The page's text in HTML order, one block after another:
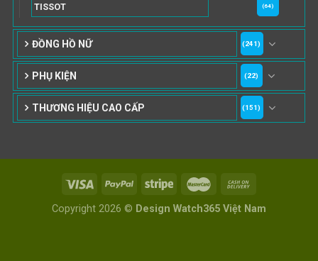
TISSOT (64)
ĐỒNG HỒ NỮ (241)
PHỤ KIỆN (22)
THƯƠNG HIỆU CAO CẤP (151)
Copyright 2026 © Design Watch365 Việt Nam